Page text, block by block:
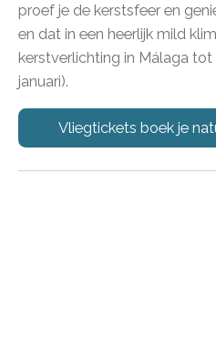
proef je de kerstsfeer en
en dat in een heerlijk mild
kerstverlichting in Málaga
januari).
Vliegtickets boek je